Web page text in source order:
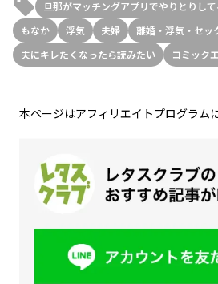
旦那がマッチングアプリでやりとりし
もなか
浮気 夫婦
離婚・浮気・セッ
夫にキレたくなったら読みたい
コミック
本ページはアフィリエイトプログラム